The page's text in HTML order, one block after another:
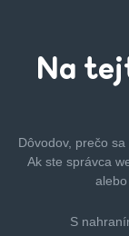
Na
Dôvodov, prečo
Ak ste správca
S